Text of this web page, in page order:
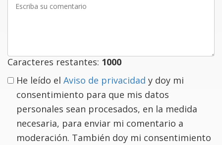
Caracteres restantes: 1000
He leído el Aviso de privacidad y doy mi
consentimiento para que mis datos
personales sean procesados, en la medida
necesaria, para enviar mi comentario a
moderación. También doy mi consentimiento